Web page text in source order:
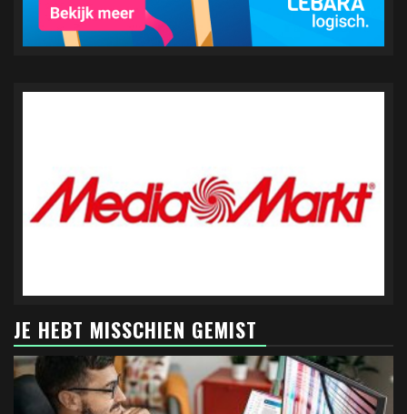
JE HEBT MISSCHIEN GEMIST